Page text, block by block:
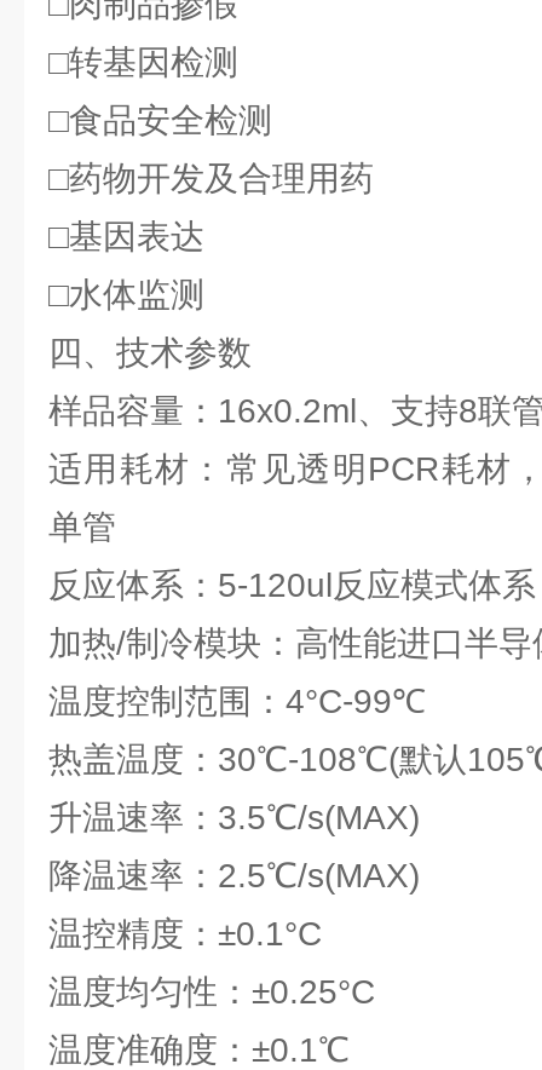
□转基因检测
□食品安全检测
□药物开发及合理用药
□基因表达
□水体监测
四、技术参数
样品容量：16x0.2ml、支持8联
适用耗材：常见透明PCR耗材
单管
反应体系：5-120ul反应模式体系
加热/制冷模块：高性能进口半
温度控制范围：4°C-99℃
热盖温度：30℃-108℃(默认
升温速率：3.5℃/s(MAX)
降温速率：2.5℃/s(MAX)
温控精度：±0.1°C
温度均匀性：±0.25°C
温度准确度：±0.1℃